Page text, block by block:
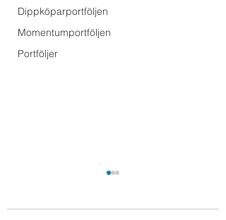
Dippköparportföljen
Momentumportföljen
Portföljer